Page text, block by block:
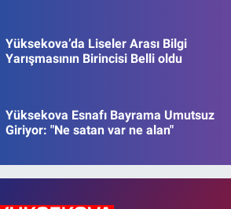
Yüksekova’da Liseler Arası Bilgi
Yarışmasının Birincisi Belli oldu
Yüksekova Esnafı Bayrama Umutsuz
Giriyor: "Ne satan var ne alan"